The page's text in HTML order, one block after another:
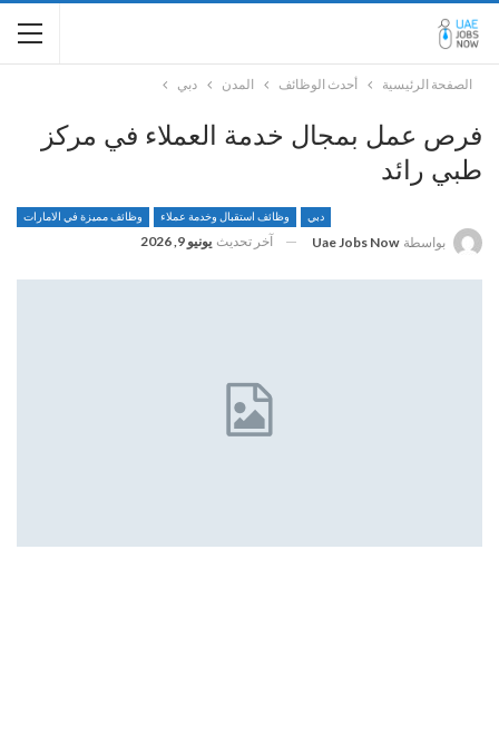
الصفحة الرئيسية أحدث الوظائف المدن دبي
فرص عمل بمجال خدمة العملاء في مركز
طبي رائد
دبي وظائف استقبال وخدمة عملاء وظائف مميزة في الامارات
بواسطة Uae Jobs Now آخر تحديث يونيو 9, 2026